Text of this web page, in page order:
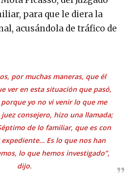
para que le diera la
acusándola de tráfico de
por muchas maneras, que él
ver en esta situación que pasó,
yo no vi venir lo que me
consejero, hizo una llamada;
de lo familiar, que es con
Es lo que nos han
lo que hemos investigado”,
dijo.